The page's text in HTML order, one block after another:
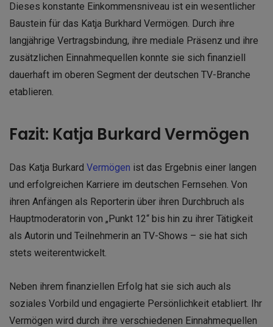
Dieses konstante Einkommensniveau ist ein wesentlicher
Baustein für das Katja Burkhard Vermögen. Durch ihre
langjährige Vertragsbindung, ihre mediale Präsenz und ihre
zusätzlichen Einnahmequellen konnte sie sich finanziell
dauerhaft im oberen Segment der deutschen TV-Branche
etablieren.
Fazit: Katja Burkard Vermögen
Das Katja Burkard Vermögen ist das Ergebnis einer langen
und erfolgreichen Karriere im deutschen Fernsehen. Von
ihren Anfängen als Reporterin über ihren Durchbruch als
Hauptmoderatorin von „Punkt 12“ bis hin zu ihrer Tätigkeit
als Autorin und Teilnehmerin an TV-Shows – sie hat sich
stets weiterentwickelt.
Neben ihrem finanziellen Erfolg hat sie sich auch als
soziales Vorbild und engagierte Persönlichkeit etabliert. Ihr
Vermögen wird durch ihre verschiedenen Einnahmequellen